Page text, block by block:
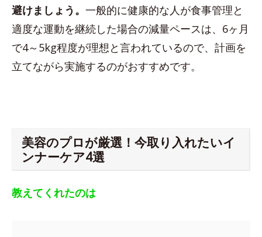
避けましょう。 一般的に健康的な人が食事管理と
適度な運動を継続した場合の減量ペースは、6ヶ月
で4～5kg程度が理想と言われているので、計画を
立てながら実施するのがおすすめです。
美容のプロが厳選！今取り入れたいイ
ンナーケア4選
教えてくれたのは